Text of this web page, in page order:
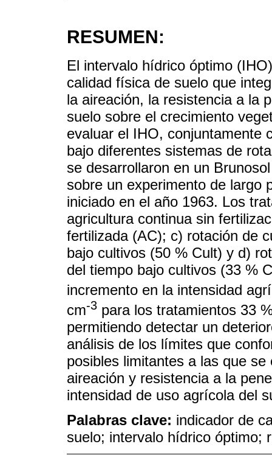
RESUMEN:
El intervalo hídrico óptimo
calidad física de suelo que
la aireación, la resistencia a la
suelo sobre el crecimiento
evaluar el IHO, conjuntamente
bajo diferentes sistemas de
se desarrollaron en un
sobre un experimento de largo
iniciado en el año 1963. Los
agricultura continua sin
fertilizada (AC); c) rotación de
bajo cultivos (50 % Cult) y d)
del tiempo bajo cultivos (33 %
incremento en la intensidad
cm-3 para los tratamientos 33
permitiendo detectar un
análisis de los límites que
posibles limitantes a las que
aireación y resistencia a la
intensidad de uso agrícola del
Palabras clave: indicador de
suelo; intervalo hídrico óptimo;